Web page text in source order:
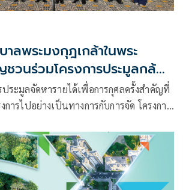
ลพระมงกุฎเกล้าในพระ
ษ Leica รุ่น M 10-P
ต่อยอด
ระมูลจัดหารายได้เพื่อการกุศลครั้งสำคัญที่
การไปอย่างเป็นทางการกับการจัด โครงการ
ยรติเนื่องในพระราชพิธีบรมราชาภิเษก